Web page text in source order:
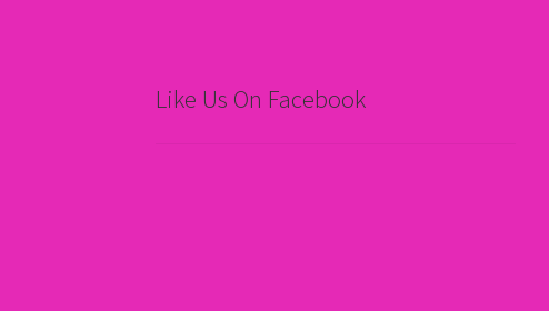
Like Us On Facebook